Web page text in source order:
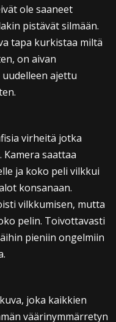
ole saaneet
pistävät silmään.
tapa kurkistaa miltä
on aivan
ajettu
virheitä jotka
saattaa
ja koko peli vilkkui
konsanaan.
vilkkumisen, mutta
pelin. Toivottavasti
pieniin ongelmiin
joka kaikkien
väärinymmärretyn